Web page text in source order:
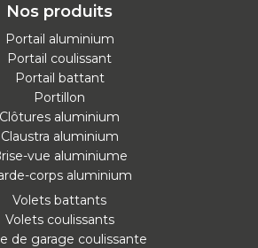
Nos produits
Portail aluminium
Portail coulissant
Portail battant
Portillon
Clôtures aluminium
Claustra aluminium
vue aluminiume
corps aluminium
Volets battants
Volets coulissants
de garage coulissante